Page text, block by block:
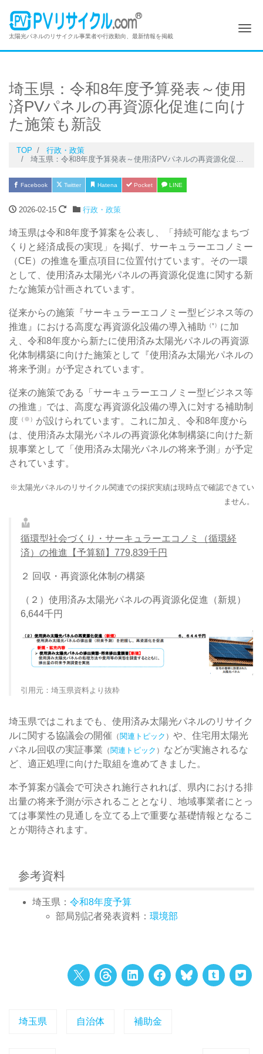
太陽光パネルのリサイクル事業者や行政動向、最新情報を掲載
埼玉県：令和8年度予算発表～使用
済PVパネルの再資源化促進に向け
た施策も新設
TOP
行政・政策
埼玉県：令和8年度予算発表～使用済PVパネルの再資源化促進に向けた施策も新設
Facebook Twitter Hatena Pocket LINE
2026-02-15 行政・政策
埼玉県は令和8年度予算案を公表し、「持続可能なまちづ
くりと経済成長の実現」を掲げ、サーキュラーエコノミー
（CE）の推進を重点項目に位置付けています。その一環
として、使用済み太陽光パネルの再資源化促進に関する新
たな施策が計画されています。
従来からの施策『サーキュラーエコノミー型ビジネス等の
推進』における高度な再資源化設備の導入補助 （*） に加
え、令和8年度から新たに使用済み太陽光パネルの再資源
化体制構築に向けた施策として『使用済み太陽光パネルの
将来予測』が予定されています。
従来の施策である「サーキュラーエコノミー型ビジネス等
の推進」では、高度な再資源化設備の導入に対する補助制
度 （※） が設けられています。これに加え、令和8年度から
は、使用済み太陽光パネルの再資源化体制構築に向けた新
規事業として「使用済み太陽光パネルの将来予測」が予定
されています。
※太陽光パネルのリサイクル関連での採択実績は現時点で確認できてい
ません。
循環型社会づくり・サーキュラーエコノミ（循環経
済）の推進【予算額】779,839千円
２ 回収・再資源化体制の構築
（２）使用済み太陽光パネルの再資源化促進（新規）
6,644千円
引用元：埼玉県資料より抜粋
埼玉県ではこれまでも、使用済み太陽光パネルのリサイク
ルに関する協議会の開催 （ 関連トピック ） や、住宅用太陽光
パネル回収の実証事業 （ 関連トピック ） などが実施されるな
ど、適正処理に向けた取組を進めてきました。
本予算案が議会で可決され施行されれば、県内における排
出量の将来予測が示されることとなり、地域事業者にとっ
ては事業性の見通しを立てる上で重要な基礎情報となるこ
とが期待されます。
参考資料
埼玉県： 令和8年度予算
部局別記者発表資料： 環境部
埼玉県 自治体 補助金